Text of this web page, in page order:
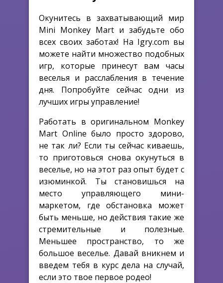
Окунитесь в захватывающий мир
Mini Monkey Mart и забудьте обо
всех своих заботах! На Igry.com вы
можете найти множество подобных
игр, которые принесут вам часы
веселья и расслабления в течение
дня. Попробуйте сейчас одни из
лучших игры управление!
Работать в оригинальном Monkey
Mart Online было просто здорово,
не так ли? Если ты сейчас киваешь,
то приготовься снова окунуться в
веселье, но на этот раз опыт будет с
изюминкой. Ты становишься на
место управляющего мини-
маркетом, где обстановка может
быть меньше, но действия такие же
стремительные и полезные.
Меньшее пространство, то же
большое веселье. Давай вникнем и
введем тебя в курс дела на случай,
если это твое первое родео!